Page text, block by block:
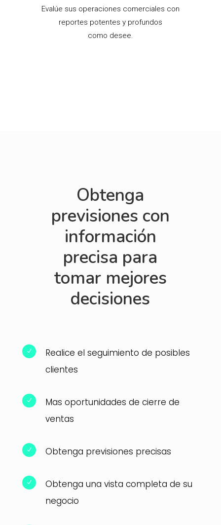
Evalúe sus operaciones comerciales con
reportes potentes y profundos
como desee.
Obtenga
previsiones con
información
precisa para
tomar mejores
decisiones
N
Realice el seguimiento de posibles
clientes
N
Mas oportunidades de cierre de
ventas
N Obtenga previsiones precisas
N
Obtenga una vista completa de su
negocio